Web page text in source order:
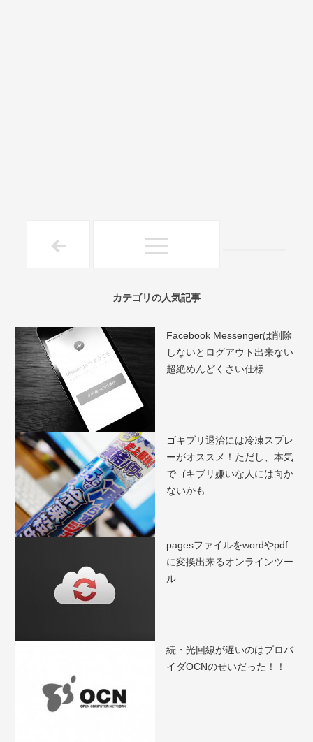
カテゴリの人気記事
Facebook Messengerは削除
しないとログアウト出来ない
超絶めんどくさい仕様
ゴキブリ退治には冷凍スプレ
ーがオススメ！ただし、本気
でゴキブリ嫌いな人には向か
ないかも
pagesファイルをwordやpdf
に変換出来るオンラインツー
ル
続・光回線が遅いのはプロバ
イダOCNのせいだった！！